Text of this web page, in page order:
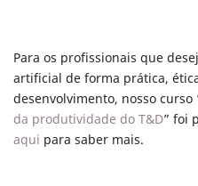
Para os profissionais que
artificial de forma prática,
desenvolvimento, nosso curso
da produtividade do T&D” foi
aqui para saber mais.